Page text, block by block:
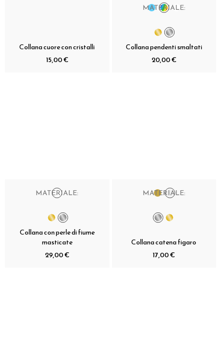
Collana cuore con cristalli
15,00 €
MATERIALE:
Collana pendenti smaltati
20,00 €
MATERIALE:
Collana con perle di fiume
masticate
29,00 €
MATERIALE:
Collana catena figaro
17,00 €